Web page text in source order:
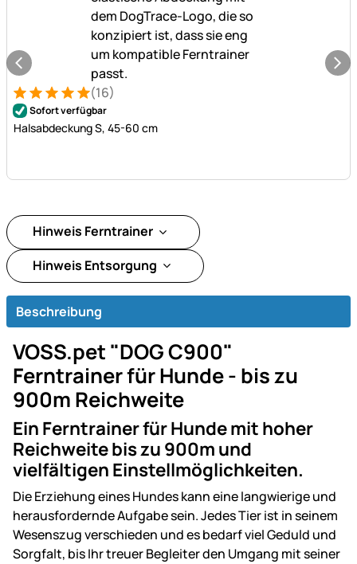
Bewertung: 5 von 5 (16 Bewertungen)
16 Bewertungen
(16)
Sofort verfügbar
Halsabdeckung S, 45-60 cm
Hinweis Ferntrainer
Hinweis Entsorgung
Beschreibung
VOSS.pet "DOG C900"
Ferntrainer für Hunde - bis zu
900m Reichweite
Ein Ferntrainer für Hunde mit hoher
Reichweite bis zu 900m und
vielfältigen Einstellmöglichkeiten.
Die Erziehung eines Hundes kann eine langwierige und
herausfordernde Aufgabe sein. Jedes Tier ist in seinem
Wesenszug verschieden und es bedarf viel Geduld und
Sorgfalt, bis Ihr treuer Begleiter den Umgang mit seiner